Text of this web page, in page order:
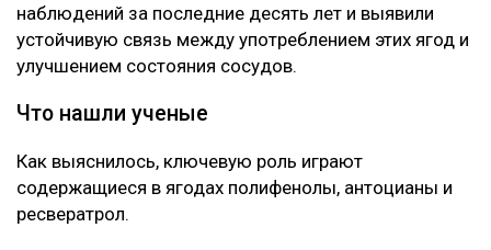
наблюдений за последние десять лет и выявили
устойчивую связь между употреблением этих ягод и
улучшением состояния сосудов.
Что нашли ученые
Как выяснилось, ключевую роль играют
содержащиеся в ягодах полифенолы, антоцианы и
ресвератрол.